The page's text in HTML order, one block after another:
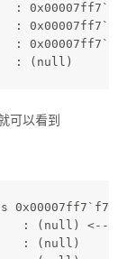
:
:
:
: (null)
可以看到
: (null) <--
: (null)